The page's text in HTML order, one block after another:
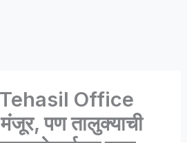
Office
पण तालुक्याची